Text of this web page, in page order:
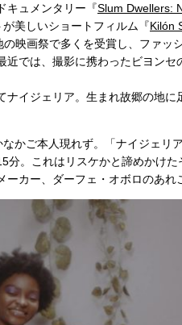
キュメンタリー『Slum Dwellers:
美しいショートフィルム『Kilón
映画祭で多くを受賞し、ファッ
では、撮影に携わったビヨンセ
イジェリア。生まれ故郷の地に
かご本人現れず。「ナイジェリ
。これはリスケかと諦めかけた
カー、ダーフェ・オボロのあれ